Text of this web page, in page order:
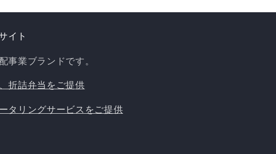
イト
事業ブランドです。
折詰弁当をご提供
タリングサービスをご提供